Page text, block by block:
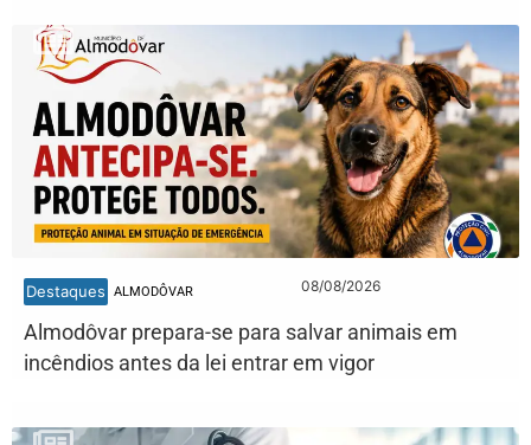
Destaques ALMODÔVAR 08/08/2026
Almodôvar prepara-se para salvar animais em
incêndios antes da lei entrar em vigor